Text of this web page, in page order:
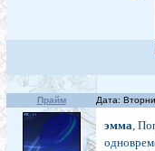
Прайм Дата:
эмма,